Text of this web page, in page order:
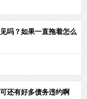
吗？如果一直拖着怎么
还有好多债务违约啊